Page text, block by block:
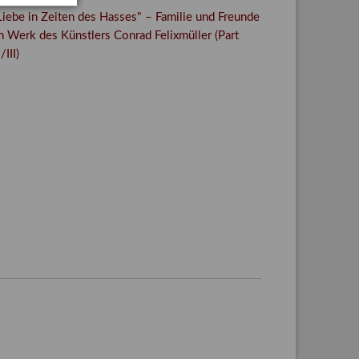
in Zeiten des Hasses" – Familie und Freunde
Werk des Künstlers Conrad Felixmüller (Part
III)